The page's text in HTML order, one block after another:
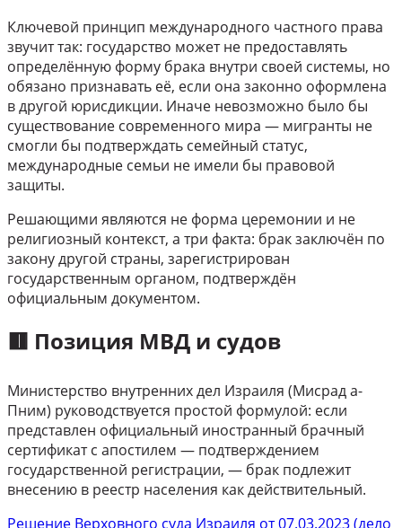
Ключевой принцип международного частного права
звучит так: государство может не предоставлять
определённую форму брака внутри своей системы, но
обязано признавать её, если она законно оформлена
в другой юрисдикции. Иначе невозможно было бы
существование современного мира — мигранты не
смогли бы подтверждать семейный статус,
международные семьи не имели бы правовой
защиты.
Решающими являются не форма церемонии и не
религиозный контекст, а три факта: брак заключён по
закону другой страны, зарегистрирован
государственным органом, подтверждён
официальным документом.
🟥 Позиция МВД и судов
Министерство внутренних дел Израиля (Мисрад а-
Пним) руководствуется простой формулой: если
представлен официальный иностранный брачный
сертификат с апостилем — подтверждением
государственной регистрации, — брак подлежит
внесению в реестр населения как действительный.
Решение Верховного суда Израиля от 07.03.2023 (дело